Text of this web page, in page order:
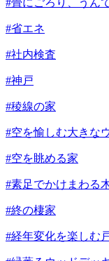
#畳にごろり、うん
#省エネ
#社内検査
#神戸
#稜線の家
#空を愉しむ大きな
#空を眺める家
#素足でかけまわる
#終の棲家
#経年変化を楽しむ